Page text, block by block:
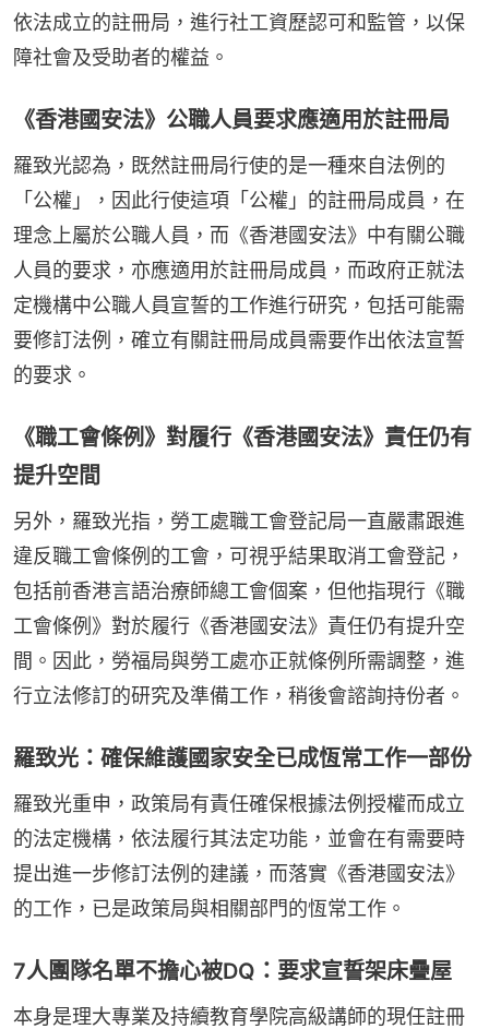
依法成立的註冊局，進行社工資歷認可和監管，以保
障社會及受助者的權益。
《香港國安法》公職人員要求應適用於註冊局
羅致光認為，既然註冊局行使的是一種來自法例的
「公權」，因此行使這項「公權」的註冊局成員，在
理念上屬於公職人員，而《香港國安法》中有關公職
人員的要求，亦應適用於註冊局成員，而政府正就法
定機構中公職人員宣誓的工作進行研究，包括可能需
要修訂法例，確立有關註冊局成員需要作出依法宣誓
的要求。
《職工會條例》對履行《香港國安法》責任仍有
提升空間
另外，羅致光指，勞工處職工會登記局一直嚴肅跟進
違反職工會條例的工會，可視乎結果取消工會登記，
包括前香港言語治療師總工會個案，但他指現行《職
工會條例》對於履行《香港國安法》責任仍有提升空
間。因此，勞福局與勞工處亦正就條例所需調整，進
行立法修訂的研究及準備工作，稍後會諮詢持份者。
羅致光：確保維護國家安全已成恆常工作一部份
羅致光重申，政策局有責任確保根據法例授權而成立
的法定機構，依法履行其法定功能，並會在有需要時
提出進一步修訂法例的建議，而落實《香港國安法》
的工作，已是政策局與相關部門的恆常工作。
7人團隊名單不擔心被DQ：要求宣誓架床疊屋
本身是理大專業及持續教育學院高級講師的現任註冊